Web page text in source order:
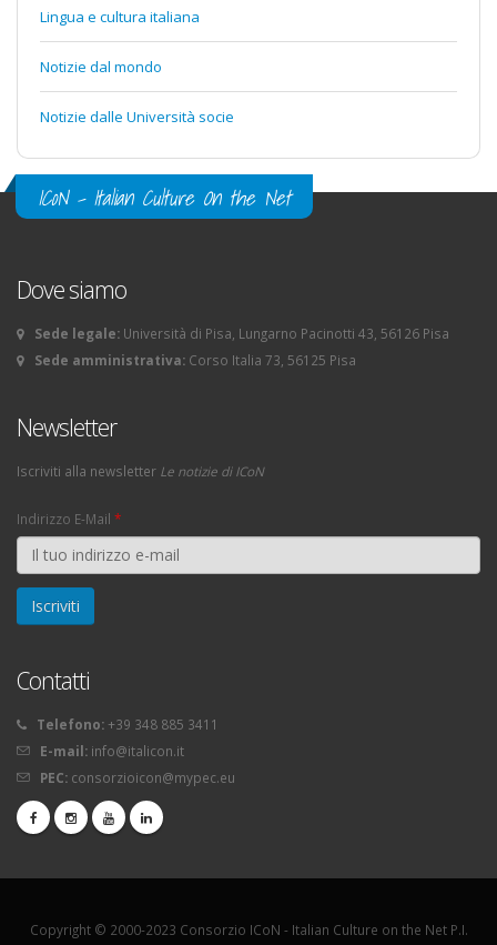
Lingua e cultura italiana
Notizie dal mondo
Notizie dalle Università socie
ICoN - Italian Culture On the Net
Dove siamo
Sede legale: Università di Pisa, Lungarno Pacinotti 43, 56126 Pisa
Sede amministrativa: Corso Italia 73, 56125 Pisa
Newsletter
Iscriviti alla newsletter Le notizie di ICoN
Indirizzo E-Mail *
Contatti
Telefono: +39 348 885 3411
E-mail: info@italicon.it
PEC: consorzioicon@mypec.eu
Copyright © 2000-2023 Consorzio ICoN - Italian Culture on the Net P.I.